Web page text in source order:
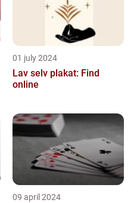
01 july 2024
Lav selv plakat: Find
online
09 april 2024